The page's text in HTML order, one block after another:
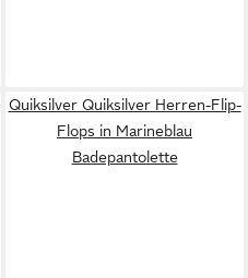
Quiksilver Quiksilver Herren-Flip-
Flops in Marineblau
Badepantolette